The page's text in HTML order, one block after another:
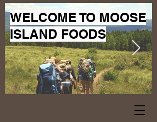
WELCOME TO MOOSE
ISLAND FOODS